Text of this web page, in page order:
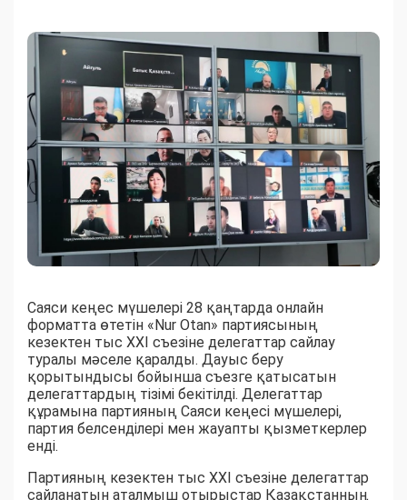
Саяси кеңес мүшелері 28 қаңтарда онлайн
форматта өтетін «Nur Otan» партиясының
кезектен тыс ХХІ съезіне делегаттар сайлау
туралы мәселе қаралды. Дауыс беру
қорытындысы бойынша съезге қатысатын
делегаттардың тізімі бекітілді. Делегаттар
құрамына партияның Саяси кеңесі мүшелері,
партия белсенділері мен жауапты қызметкерлер
енді.
Партияның кезектен тыс ХХІ съезіне делегаттар
сайланатын аталмыш отырыстар Қазақстанның